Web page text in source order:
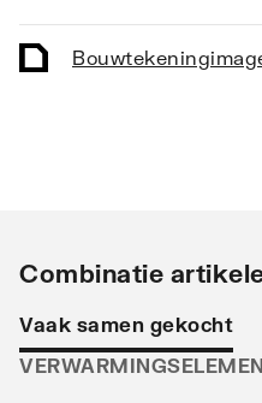
Vorm collector
20°C - 55/45
Bouwtekening
Combinatie
Vaak samen gekocht